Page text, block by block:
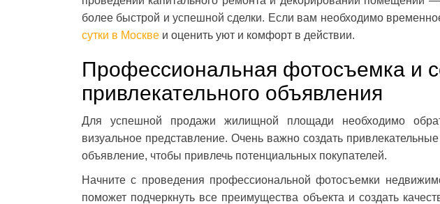
более быстрой и успешной сделки. Если вам необходимо
сутки в Москве и оценить уют и комфорт в действии.
Профессиональная фотосъемка и
привлекательного объявления
Для успешной продажи жилищной площади необходимо
визуальное представление. Очень важно создать
объявление, чтобы привлечь потенциальных покупателей.
Начните с проведения профессиональной фотосъемки
поможет подчеркнуть все преимущества объекта и создать